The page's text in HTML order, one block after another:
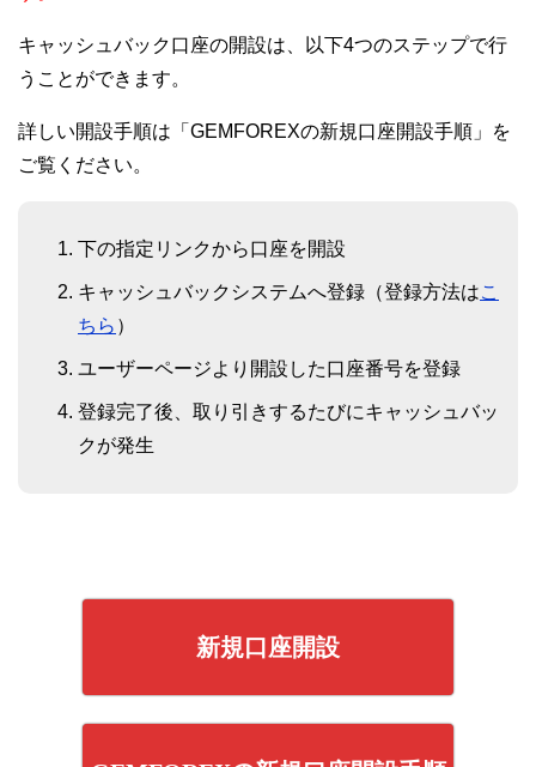
キャッシュバック口座の開設は、以下4つのステップで行
うことができます。
詳しい開設手順は「GEMFOREXの新規口座開設手順」を
ご覧ください。
下の指定リンクから口座を開設
キャッシュバックシステムへ登録（登録方法はこ
ちら ）
ユーザーページより開設した口座番号を登録
登録完了後、取り引きするたびにキャッシュバッ
クが発生
新規口座開設